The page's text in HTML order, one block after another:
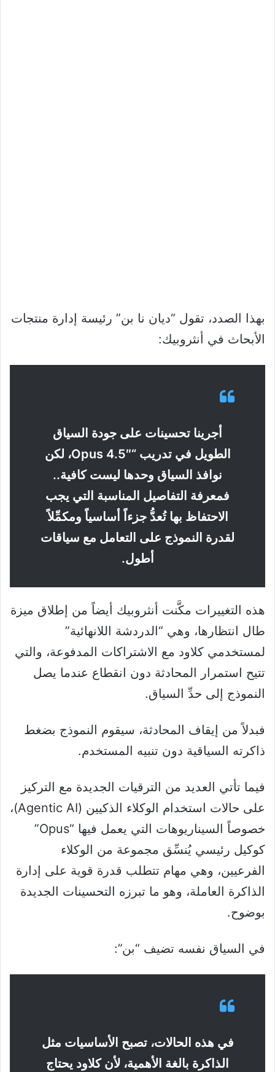
بهذا الصدد، تقول “ديان نا بن” رئيسة إدارة منتجات
الأبحاث في أنثروبيك:
أجرينا تحسينات على جودة السياق
الطويل في تدريب “Opus 4.5″، لكن
نوافذ السياق وحدها ليست كافية..
فمعرفة التفاصيل المناسبة التي يجب
الاحتفاظ بها تُعدُّ جزءاً أساسياً ومكمِّلاً
لقدرة النموذج على التعامل مع سياقات
أطول.
هذه التغييرات مكَّنت أنثروبيك أيضاً من إطلاق ميزة
طال انتظارها، وهي “الدردشة اللانهائية”
لمستخدمي كلاود مع الاشتراكات المدفوعة، والتي
تتيح استمرار المحادثة دون انقطاع عندما يصل
النموذج إلى حدِّ السياق.
فبدلاً من إيقاف المحادثة، سيقوم النموذج بضغط
ذاكرته السياقية دون تنبيه المستخدم.
فيما تأتي العديد من الترقيات الجديدة مع التركيز
على حالات استخدام الوكلاء الذكيين (Agentic AI)،
خصوصاً السيناريوهات التي يعمل فيها “Opus”
كوكيل رئيسي يُنسِّق مجموعة من الوكلاء
الفرعيين، وهي مهام تتطلب قدرة قوية على إدارة
الذاكرة العاملة، وهو ما تبرزه التحسينات الجديدة
بوضوح.
في السياق نفسه تضيف “بن”:
في هذه الحالات، تصبح الأساسيات مثل
الذاكرة بالغة الأهمية، لأن كلاود يحتاج